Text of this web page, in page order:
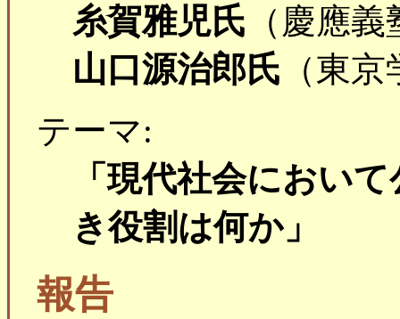
糸賀雅児氏 （慶應
山口源治郎氏 （東
テーマ:
「現代社会におい
き役割は何か」
報告